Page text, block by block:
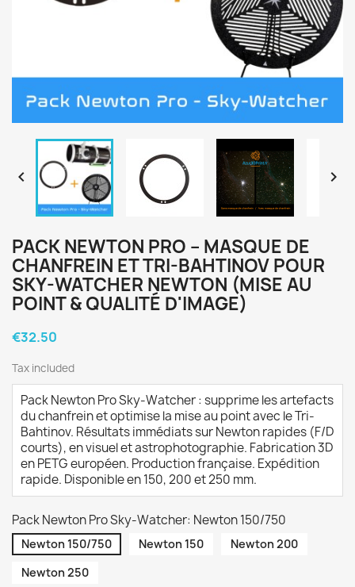
 
PACK NEWTON PRO – MASQUE DE
CHANFREIN ET TRI-BAHTINOV POUR
SKY-WATCHER NEWTON (MISE AU
POINT & QUALITÉ D'IMAGE)
€32.50
Tax included
Pack Newton Pro Sky-Watcher : supprime les artefacts
du chanfrein et optimise la mise au point avec le Tri-
Bahtinov. Résultats immédiats sur Newton rapides (F/D
courts), en visuel et astrophotographie. Fabrication 3D
en PETG européen. Production française. Expédition
rapide. Disponible en 150, 200 et 250 mm.
Pack Newton Pro Sky-Watcher: Newton 150/750
Newton 150/750 Newton 150
Newton 200
Newton 250